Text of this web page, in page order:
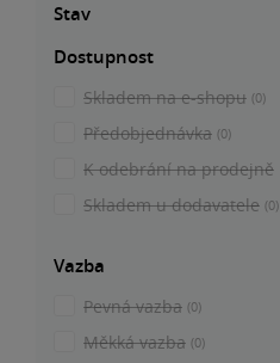
Stav
Dostupnost
Skladem na e-shopu (0)
Předobjednávka (0)
K odebrání na prodejně
Skladem u dodavatele (0)
Vazba
Pevná vazba (0)
Měkká vazba (0)